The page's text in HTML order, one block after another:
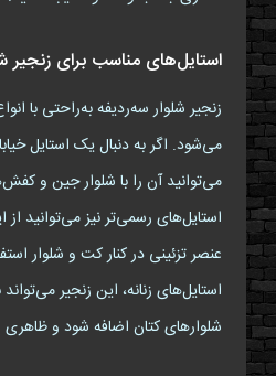
استایل‌های مناسب برای زنجیر
زنجیر شلوار سه‌ردیفه به‌راحتی با
می‌شود. اگر به دنبال یک استایل
می‌توانید آن را با شلوار جین و
استایل‌های رسمی‌تر نیز می‌توانید
عنصر تزئینی در کنار کت و شلوار
استایل‌های زنانه، این زنجیر
شلوارهای کتان اضافه شود و